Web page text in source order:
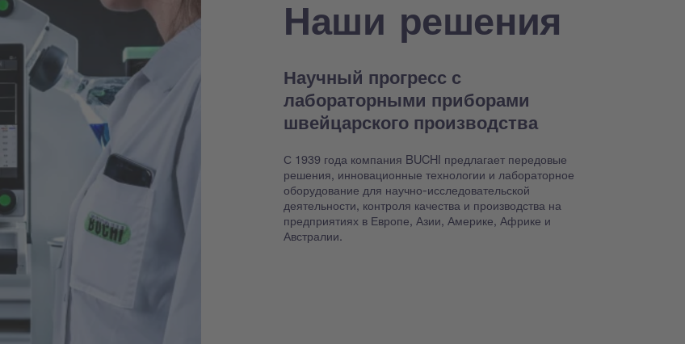
Наши решения
Научный прогресс с
лабораторными приборами
швейцарского производства
С 1939 года компания BUCHI предлагает передовые
решения, инновационные технологии и лабораторное
оборудование для научно-исследовательской
деятельности, контроля качества и производства на
предприятиях в Европе, Азии, Америке, Африке и
Австралии.